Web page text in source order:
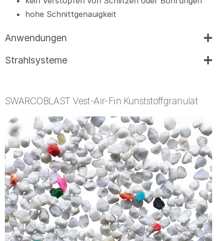
hohe Schnittgenauigkeit
Anwendungen
Strahlsysteme
SWARCOBLAST Vest-Air-Fin Kunststoffgranulat